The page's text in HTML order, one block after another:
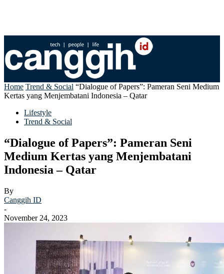
Home Trend & Social “Dialogue of Papers”: Pameran Seni Medium
Kertas yang Menjembatani Indonesia – Qatar
Lifestyle
Trend & Social
“Dialogue of Papers”: Pameran Seni
Medium Kertas yang Menjembatani
Indonesia – Qatar
By
Canggih ID
-
November 24, 2023